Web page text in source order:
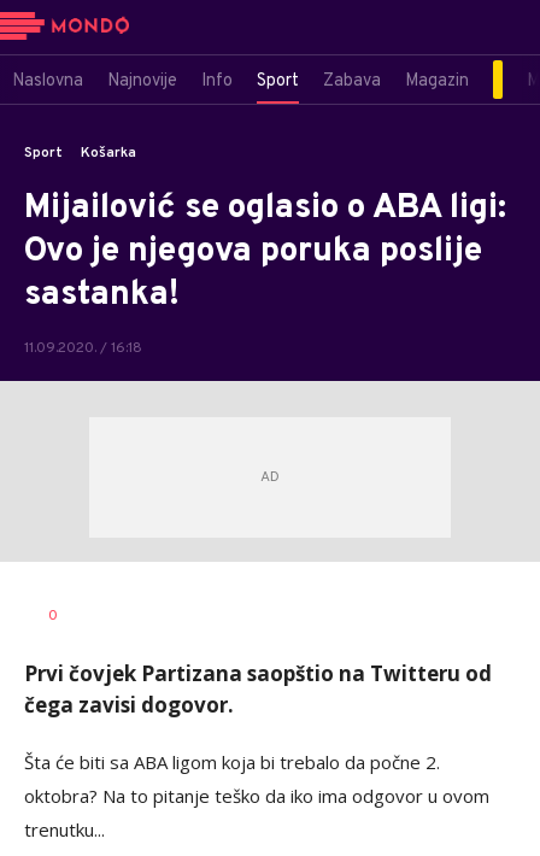
Naslovna Najnovije Info Sport Zabava Magazin
Sport Košarka
Mijailović se oglasio o ABA ligi:
Ovo je njegova poruka poslije
sastanka!
11.09.2020. / 16:18
AUTOR
0
Prvi čovjek Partizana saopštio na Twitteru od
čega zavisi dogovor.
Šta će biti sa ABA ligom koja bi trebalo da počne 2.
oktobra? Na to pitanje teško da iko ima odgovor u ovom
trenutku...